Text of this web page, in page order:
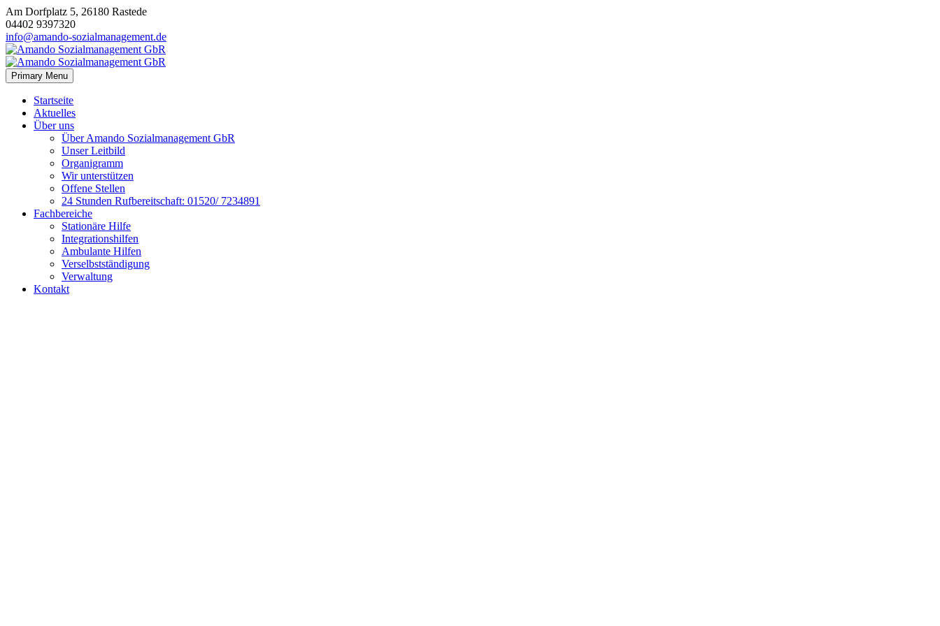
Am Dorfplatz 5, 26180 Rastede
04402 9397320
info@amando-sozialmanagement.de
Primary Menu
Startseite
Aktuelles
Über uns
Über Amando Sozialmanagement GbR
Unser Leitbild
Organigramm
Wir unterstützen
Offene Stellen
24 Stunden Rufbereitschaft: 01520/ 7234891
Fachbereiche
Stationäre Hilfe
Integrationshilfen
Ambulante Hilfen
Verselbstständigung
Verwaltung
Kontakt